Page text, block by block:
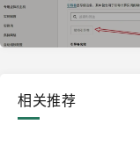
相关推荐